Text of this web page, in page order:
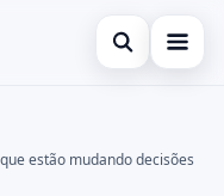
Abrir busca
estão mudando decisões